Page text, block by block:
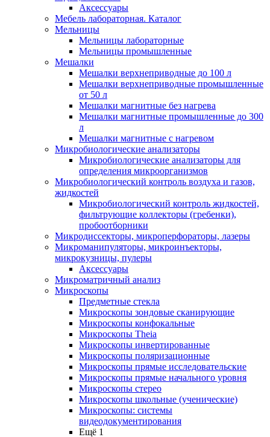
Аксессуары
Мебель лабораторная. Каталог
Мельницы
Мельницы лабораторные
Мельницы промышленные
Мешалки
Мешалки верхнеприводные до 100 л
Мешалки верхнеприводные промышленные
от 50 л
Мешалки магнитные без нагрева
Мешалки магнитные промышленные до 300
л
Мешалки магнитные с нагревом
Микробиологические анализаторы
Микробиологические анализаторы для
определения микроорганизмов
Микробиологический контроль воздуха и газов,
жидкостей
Микробиологический контроль жидкостей,
фильтрующие коллекторы (гребенки),
пробоотборники
Микродиссекторы, микроперфораторы, лазеры
Микроманипуляторы, микроинъекторы,
микрокузницы, пулеры
Аксессуары
Микроматричный анализ
Микроскопы
Предметные стекла
Микроскопы зондовые сканирующие
Микроскопы конфокальные
Микроскопы Theia
Микроскопы инвертированные
Микроскопы поляризационные
Микроскопы прямые исследовательские
Микроскопы прямые начального уровня
Микроскопы стерео
Микроскопы школьные (ученические)
Микроскопы: системы
видеодокументирования
Ещё 1